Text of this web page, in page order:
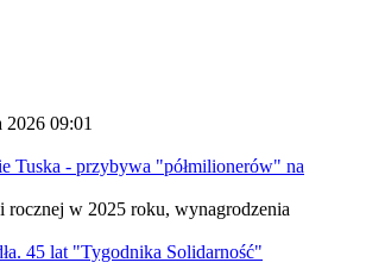
2026 09:01
Tuska - przybywa "półmilionerów" na
rocznej w 2025 roku, wynagrodzenia
45 lat "Tygodnika Solidarność"